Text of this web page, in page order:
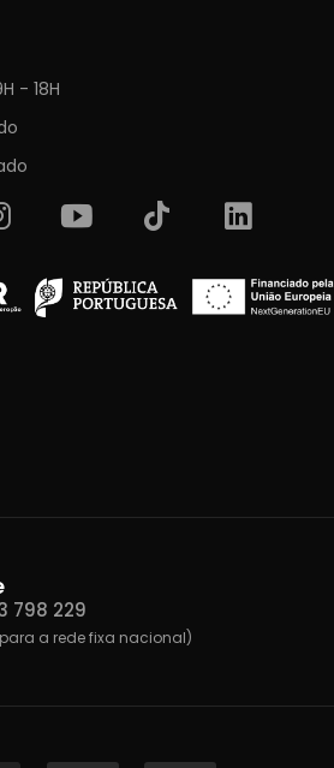
- 18H
798 229
a rede fixa nacional)